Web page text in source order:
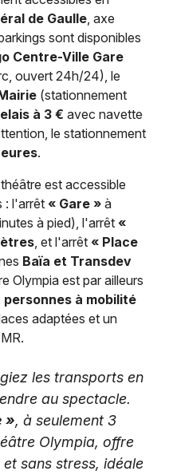
de Gaulle, axe
sont disponibles
Centre-Ville Gare
ouvert 24h/24), le
(stationnement
à 3 € avec navette
le stationnement
.
est accessible
: l'arrêt « Gare » à
à pied), l'arrêt «
, et l'arrêt « Place
Baïa et Transdev
Olympia est par ailleurs
à mobilité
adaptées et un
les transports en
au spectacle.
», à seulement 3
Olympia, offre
sans stress, idéale